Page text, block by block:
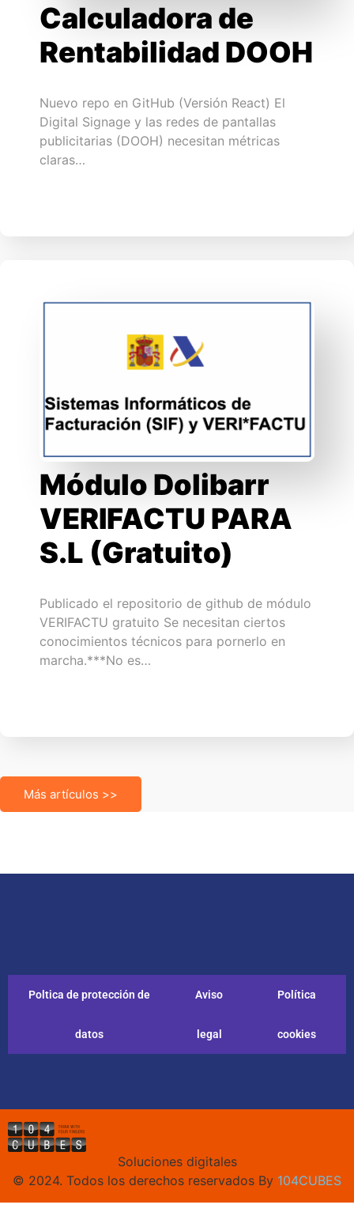
Calculadora de
Rentabilidad DOOH
Nuevo repo en GitHub (Versión React) El
Digital Signage y las redes de pantallas
publicitarias (DOOH) necesitan métricas
claras…
Módulo Dolibarr
VERIFACTU PARA
S.L (Gratuito)
Publicado el repositorio de github de módulo
VERIFACTU gratuito Se necesitan ciertos
conocimientos técnicos para pornerlo en
marcha.***No es…
Más artículos >>
Poltica de protección de
datos
Aviso
legal
Política
cookies
Soluciones digitales
© 2024. Todos los derechos reservados By 104CUBES